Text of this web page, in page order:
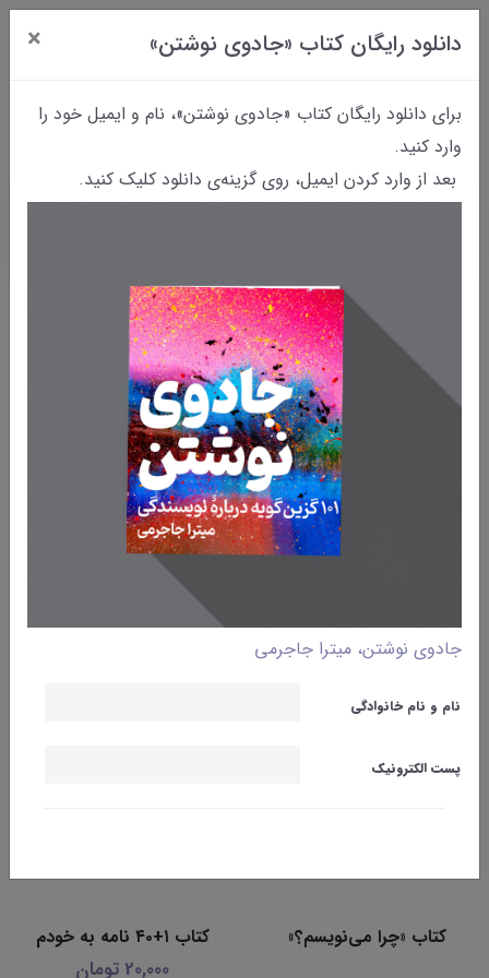
دانلود رایگان کتاب «جادوی نوشتن» ×
برای دانلود رایگان کتاب «جادوی نوشتن»، نام و ایمیل خود را
وارد کنید.
بعد از وارد کردن ایمیل، روی گزینه‌ی دانلود کلیک کنید.
جادوی نوشتن، میترا جاجرمی
نام و نام خانوادگی
پست الکترونیک
محصولات
50,000 تومان
کتاب «بنویس تا زنده بمانی»
50,000 تومان
کتاب «چرا می‌نویسم؟» کتاب ۱+۴۰ نامه به خودم
20,000 تومان